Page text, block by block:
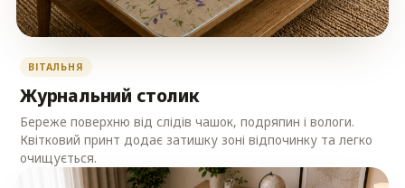
ВІТАЛЬНЯ
Журнальний столик
Береже поверхню від слідів чашок, подряпин і вологи.
Квітковий принт додає затишку зоні відпочинку та легко
очищується.